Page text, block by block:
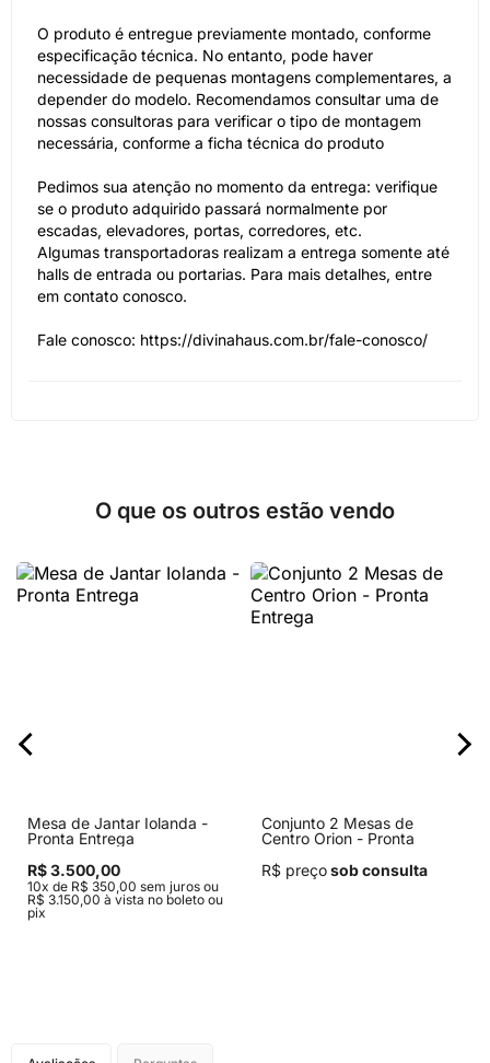
O produto é entregue previamente montado, conforme
especificação técnica. No entanto, pode haver
necessidade de pequenas montagens complementares, a
depender do modelo. Recomendamos consultar uma de
nossas consultoras para verificar o tipo de montagem
necessária, conforme a ficha técnica do produto
Pedimos sua atenção no momento da entrega: verifique
se o produto adquirido passará normalmente por
escadas, elevadores, portas, corredores, etc.
Algumas transportadoras realizam a entrega somente até
halls de entrada ou portarias. Para mais detalhes, entre
em contato conosco.
Fale conosco: https://divinahaus.com.br/fale-conosco/
O que os outros estão vendo
Mesa de Jantar Iolanda -
Pronta Entrega
R$ 3.500,00
10x de R$ 350,00 sem juros ou
R$ 3.150,00 à vista no boleto ou
pix
Conjunto 2 Mesas de
Centro Orion - Pronta
R$ preçosob consulta